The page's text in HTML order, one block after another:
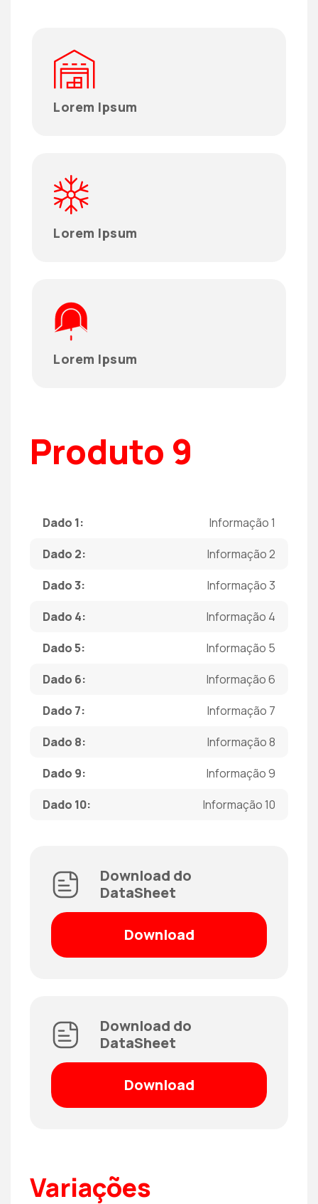
Lorem Ipsum
Lorem Ipsum
Lorem Ipsum
Produto 9
Dado 1:
Informação 1
Dado 2:
Informação 2
Dado 3:
Informação 3
Dado 4:
Informação 4
Dado 5:
Informação 5
Dado 6:
Informação 6
Dado 7:
Informação 7
Dado 8:
Informação 8
Dado 9:
Informação 9
Dado 10:
Informação 10
Download do
DataSheet
Download
Download do
DataSheet
Download
Variações